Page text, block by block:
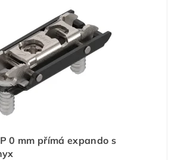
0 mm přímá expando s